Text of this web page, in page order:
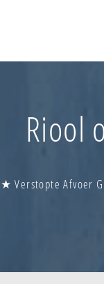
Riool
★ Verstopte Afvoer